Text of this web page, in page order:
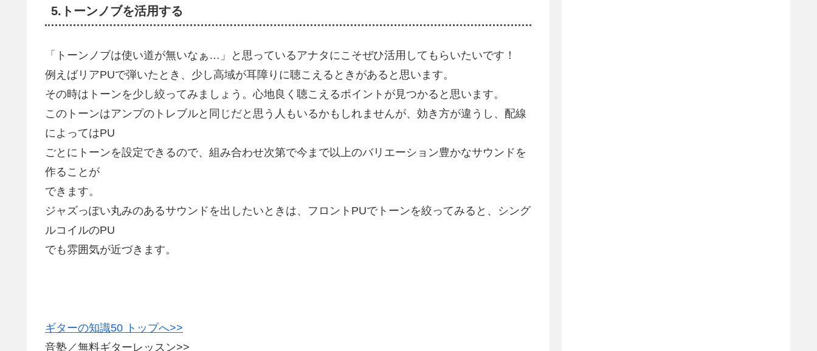
5.トーンノブを活用する
「トーンノブは使い道が無いなぁ…」と思っているアナタにこそぜひ活用してもらいたいです！
例えばリアPUで弾いたとき、少し高域が耳障りに聴こえるときがあると思います。
その時はトーンを少し絞ってみましょう。心地良く聴こえるポイントが見つかると思います。
このトーンはアンプのトレブルと同じだと思う人もいるかもしれませんが、効き方が違うし、配線
によってはPU
ごとにトーンを設定できるので、組み合わせ次第で今まで以上のバリエーション豊かなサウンドを
作ることが
できます。
ジャズっぽい丸みのあるサウンドを出したいときは、フロントPUでトーンを絞ってみると、シング
ルコイルのPU
でも雰囲気が近づきます。
ギターの知識50 トップへ>>
音塾／無料ギターレッスン>>